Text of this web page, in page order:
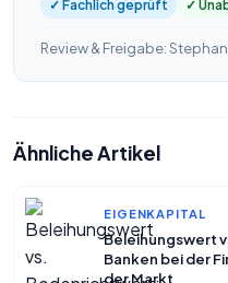
✓ Fachlich geprüft ✓
Review & Freigabe: Stephan
Ähnliche Artikel
EIGENKAPITAL
Beleihungswert
Banken bei der
der Markt